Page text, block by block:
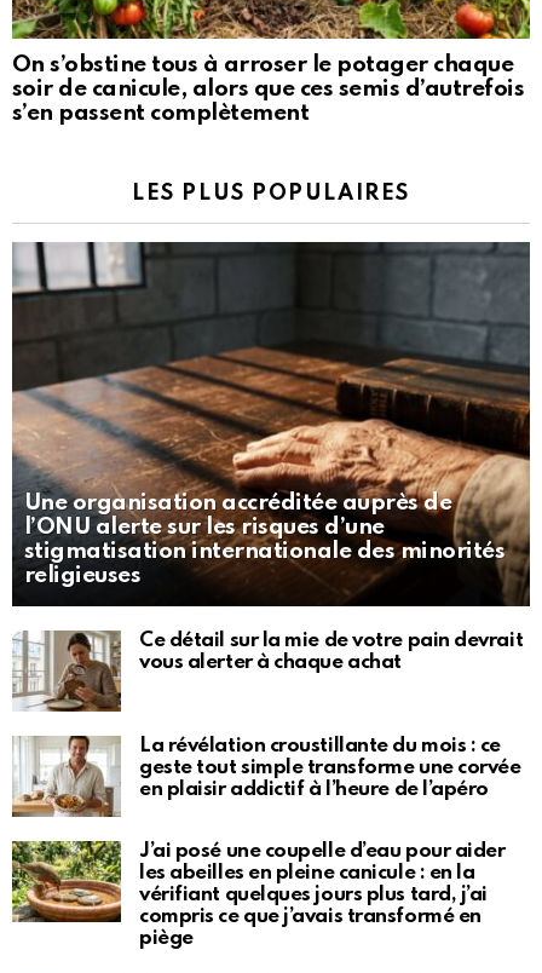
On s’obstine tous à arroser le potager chaque
soir de canicule, alors que ces semis d’autrefois
s’en passent complètement
LES PLUS POPULAIRES
Une organisation accréditée auprès de
l’ONU alerte sur les risques d’une
stigmatisation internationale des minorités
religieuses
Ce détail sur la mie de votre pain devrait
vous alerter à chaque achat
La révélation croustillante du mois : ce
geste tout simple transforme une corvée
en plaisir addictif à l’heure de l’apéro
J’ai posé une coupelle d’eau pour aider
les abeilles en pleine canicule : en la
vérifiant quelques jours plus tard, j’ai
compris ce que j’avais transformé en
piège